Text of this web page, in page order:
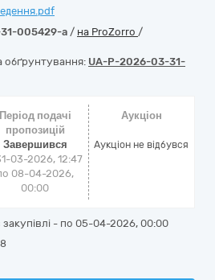
005429-a / на ProZorro /
обґрунтування: UA-P-2026-03-31-
Період подачі
пропозицій
Завершився
03-2026, 12:47
08-04-2026,
00:00
Аукціон
Аукціон не відбувся
- по 05-04-2026, 00:00